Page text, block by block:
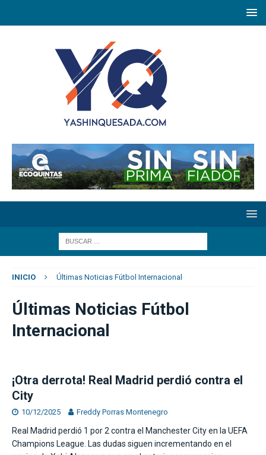
INICIO Últimas Noticias Fútbol Internacional
Últimas Noticias Fútbol
Internacional
¡Otra derrota! Real Madrid perdió contra el
City
10/12/2025 Freddy Porras Montenegro
Real Madrid perdió 1 por 2 contra el Manchester City en la UEFA
Champions League. Las dudas siguen incrementando en el